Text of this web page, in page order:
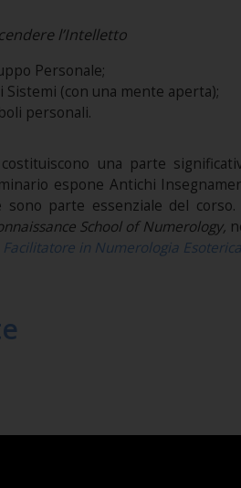
l’Intelletto
Personale;
Sistemi (con una mente aperta);
personali.
una parte
espone Antichi
sono parte essenziale del
School of Numerology,
Facilitatore in Numerologia Esoterica